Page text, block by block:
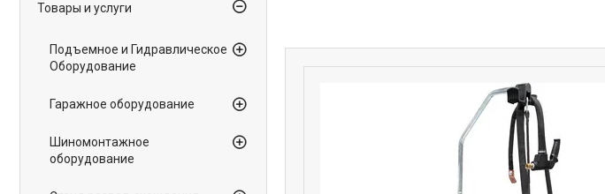
Товары и услуги
Подъемное и Гидравлическое
Оборудование
Гаражное оборудование
Шиномонтажное
оборудование